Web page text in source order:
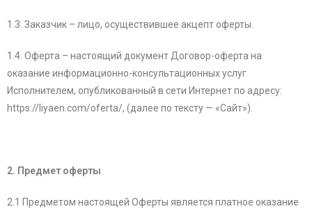
1.3. Заказчик – лицо, осуществившее акцепт оферты.
1.4. Оферта – настоящий документ Договор-оферта на
оказание информационно-консультационных услуг
Исполнителем, опубликованный в сети Интернет по адресу:
https://liyaen.com/oferta/, (далее по тексту — «Сайт»).
2. Предмет оферты
2.1 Предметом настоящей Оферты является платное оказание